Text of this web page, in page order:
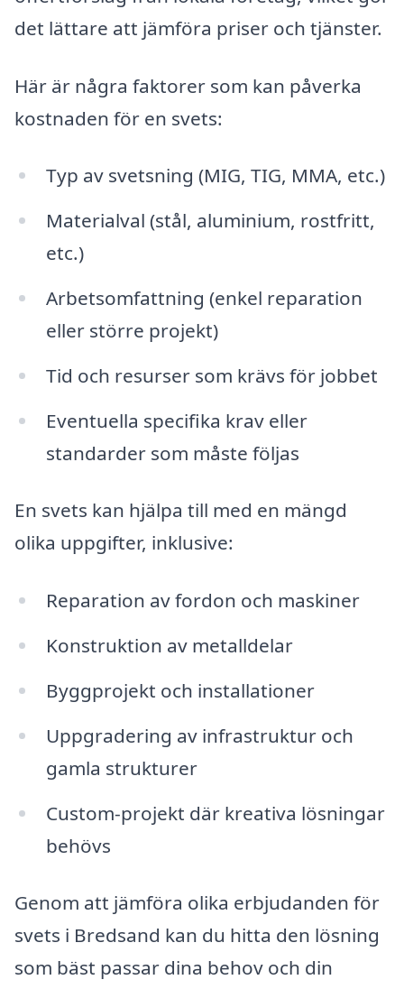
det lättare att jämföra priser och tjänster.
Här är några faktorer som kan påverka
kostnaden för en svets:
Typ av svetsning (MIG, TIG, MMA, etc.)
Materialval (stål, aluminium, rostfritt,
etc.)
Arbetsomfattning (enkel reparation
eller större projekt)
Tid och resurser som krävs för jobbet
Eventuella specifika krav eller
standarder som måste följas
En svets kan hjälpa till med en mängd
olika uppgifter, inklusive:
Reparation av fordon och maskiner
Konstruktion av metalldelar
Byggprojekt och installationer
Uppgradering av infrastruktur och
gamla strukturer
Custom-projekt där kreativa lösningar
behövs
Genom att jämföra olika erbjudanden för
svets i Bredsand kan du hitta den lösning
som bäst passar dina behov och din